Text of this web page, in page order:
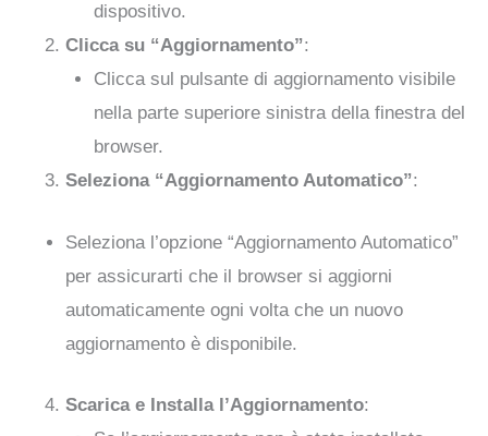
dispositivo.
Clicca su “Aggiornamento”:
Clicca sul pulsante di aggiornamento visibile
nella parte superiore sinistra della finestra del
browser.
Seleziona “Aggiornamento Automatico”:
Seleziona l’opzione “Aggiornamento Automatico”
per assicurarti che il browser si aggiorni
automaticamente ogni volta che un nuovo
aggiornamento è disponibile.
Scarica e Installa l’Aggiornamento: